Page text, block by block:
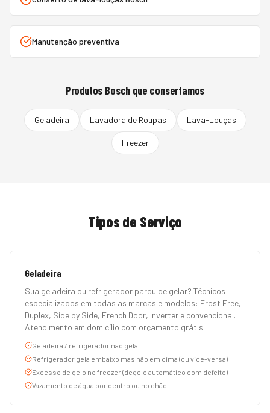
Manutenção preventiva
Produtos Bosch que consertamos
Geladeira Lavadora de Roupas Lava-Louças
Freezer
Tipos de Serviço
Geladeira
Sua geladeira ou refrigerador parou de gelar? Técnicos
especializados em todas as marcas e modelos: Frost Free,
Duplex, Side by Side, French Door, Inverter e convencional.
Atendimento em domicílio com orçamento grátis.
Geladeira / refrigerador não gela
Refrigerador gela embaixo mas não em cima (ou vice-versa)
Excesso de gelo no freezer (degelo automático com defeito)
Vazamento de água por dentro ou no chão